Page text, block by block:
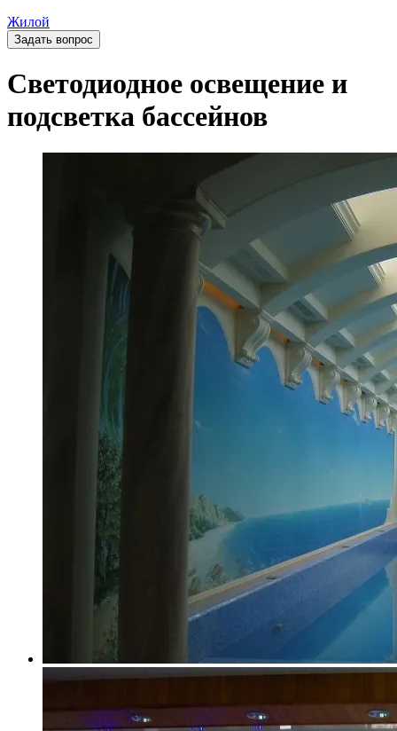
Жилой
Задать вопрос
Светодиодное освещение и
подсветка бассейнов